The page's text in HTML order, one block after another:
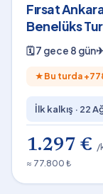
Fırsat
Benelüks
🗓7 gece 8 gün
★ Bu turda +
İlk kalkış · 22
1.297 € /
≈ 77.800 ₺